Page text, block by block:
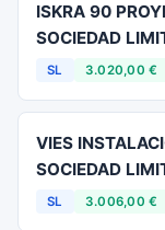
ISKRA 90
SOCIEDAD
SL 3.020,00 €
VIES
SOCIEDAD
SL 3.006,00 €